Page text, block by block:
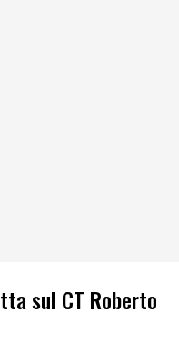
sul CT Roberto